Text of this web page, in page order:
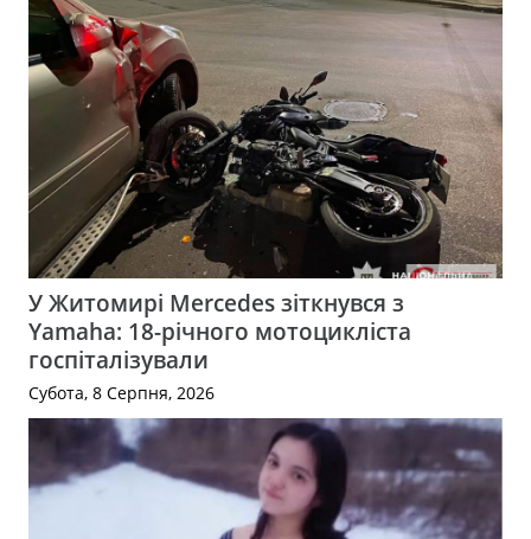
У Житомирі Mercedes зіткнувся з
Yamaha: 18-річного мотоцикліста
госпіталізували
Субота, 8 Серпня, 2026